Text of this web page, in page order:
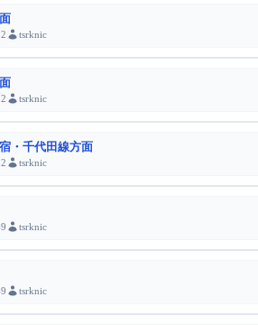
tsrknic
tsrknic
・千代田線方面
tsrknic
tsrknic
tsrknic